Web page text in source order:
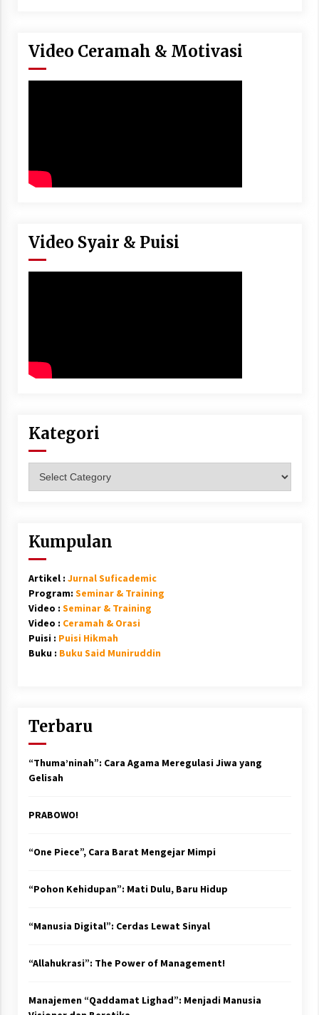
Video Ceramah & Motivasi
Video Syair & Puisi
Kategori
Kumpulan
Artikel : Jurnal Suficademic
Program: Seminar & Training
Video : Seminar & Training
Video : Ceramah & Orasi
Puisi : Puisi Hikmah
Buku : Buku Said Muniruddin
Terbaru
“Thuma’ninah”: Cara Agama Meregulasi Jiwa yang
Gelisah
PRABOWO!
“One Piece”, Cara Barat Mengejar Mimpi
“Pohon Kehidupan”: Mati Dulu, Baru Hidup
“Manusia Digital”: Cerdas Lewat Sinyal
“Allahukrasi”: The Power of Management!
Manajemen “Qaddamat Lighad”: Menjadi Manusia